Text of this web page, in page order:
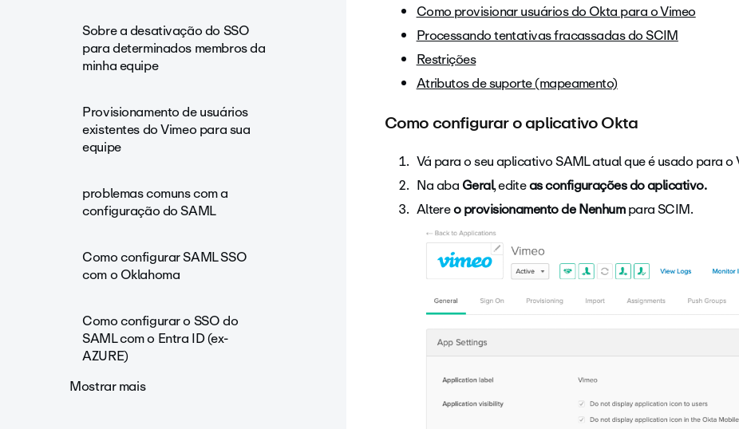
Sobre a desativação do SSO
para determinados membros da
minha equipe
Provisionamento de usuários
existentes do Vimeo para sua
equipe
problemas comuns com a
configuração do SAML
Como configurar SAML SSO
com o Oklahoma
Como configurar o SSO do
SAML com o Entra ID (ex-
AZURE)
Mostrar mais
Como provisionar usuários do Okta para o Vimeo
Processando tentativas fracassadas do SCIM
Restrições
Atributos de suporte (mapeamento)
Como configurar o aplicativo Okta
Vá para o seu aplicativo SAML atual que é usado para o
NaabaGeral, editeas configurações do aplicativo.
Altereo provisionamento deNenhumparaSCIM.